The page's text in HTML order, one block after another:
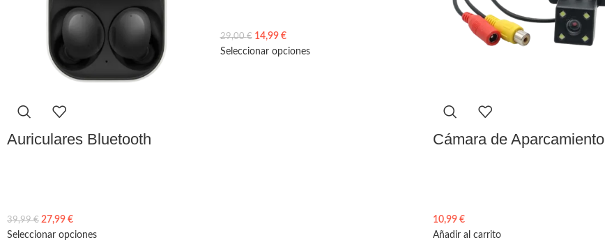
Auriculares Bluetooth
39,99€ 27,99 €
Seleccionar opciones
29,00€ 14,99 €
Seleccionar opciones
Cámara de Aparcamiento
10,99 €
Añadir al carrito